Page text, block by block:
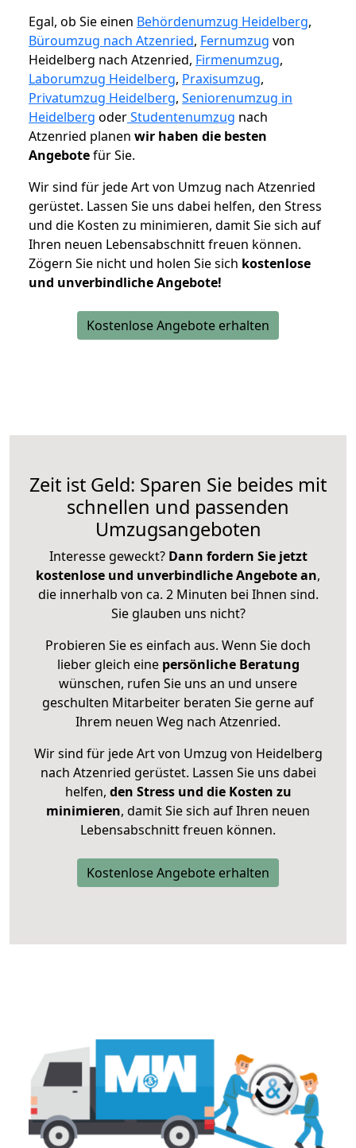
Egal, ob Sie einen Behördenumzug Heidelberg,
Büroumzug nach Atzenried, Fernumzug von
Heidelberg nach Atzenried, Firmenumzug,
Laborumzug Heidelberg, Praxisumzug,
Privatumzug Heidelberg, Seniorenumzug in
Heidelberg oderStudentenumzug nach
Atzenried planen wir haben die besten
Angebotefür Sie.
Wir sind für jede Art von Umzug nach Atzenried
gerüstet. Lassen Sie uns dabei helfen, den Stress
und die Kosten zu minimieren, damit Sie sich auf
Ihren neuen Lebensabschnitt freuen können.
Zögern Sie nicht und holen Sie sich kostenlose
und unverbindliche Angebote!
Kostenlose Angebote erhalten
Zeit ist Geld: Sparen Sie beides mit
schnellen und passenden
Umzugsangeboten
Interesse geweckt? Dann fordern Sie jetzt
kostenlose und unverbindliche Angebote an,
die innerhalb von ca. 2 Minuten bei Ihnen sind.
Sie glauben uns nicht?
Probieren Sie es einfach aus. Wenn Sie doch
lieber gleich eine persönliche Beratung
wünschen, rufen Sie uns an und unsere
geschulten Mitarbeiter beraten Sie gerne auf
Ihrem neuen Weg nach Atzenried.
Wir sind für jede Art von Umzug von Heidelberg
nach Atzenried gerüstet. Lassen Sie uns dabei
helfen, den Stress und die Kosten zu
minimieren, damit Sie sich auf Ihren neuen
Lebensabschnitt freuen können.
Kostenlose Angebote erhalten